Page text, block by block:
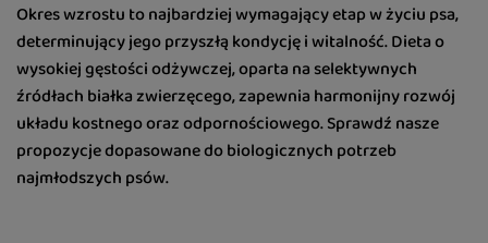
Okres wzrostu to najbardziej wymagający etap w życiu psa,
determinujący jego przyszłą kondycję i witalność. Dieta o
wysokiej gęstości odżywczej, oparta na selektywnych
źródłach białka zwierzęcego, zapewnia harmonijny rozwój
układu kostnego oraz odpornościowego. Sprawdź nasze
propozycje dopasowane do biologicznych potrzeb
najmłodszych psów.